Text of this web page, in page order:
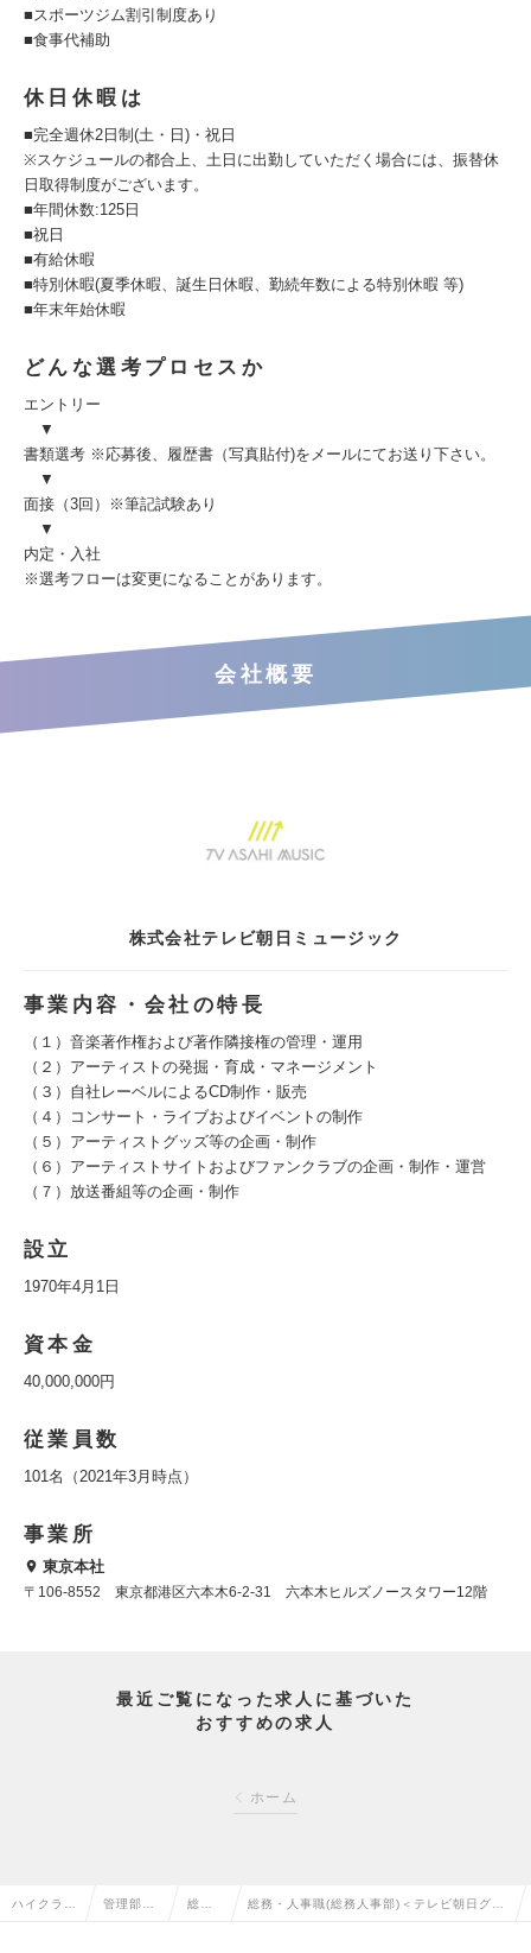
■スポーツジム割引制度あり
■食事代補助
休日休暇は
■完全週休2日制(土・日)・祝日
※スケジュールの都合上、土日に出勤していただく場合には、振替休
日取得制度がございます。
■年間休数:125日
■祝日
■有給休暇
■特別休暇(夏季休暇、誕生日休暇、勤続年数による特別休暇 等)
■年末年始休暇
どんな選考プロセスか
エントリー
▼
書類選考 ※応募後、履歴書（写真貼付)をメールにてお送り下さい。
▼
面接（3回）※筆記試験あり
▼
内定・入社
※選考フローは変更になることがあります。
会社概要
株式会社テレビ朝日ミュージック
事業内容・会社の特長
（１）音楽著作権および著作隣接権の管理・運用
（２）アーティストの発掘・育成・マネージメント
（３）自社レーベルによるCD制作・販売
（４）コンサート・ライブおよびイベントの制作
（５）アーティストグッズ等の企画・制作
（６）アーティストサイトおよびファンクラブの企画・制作・運営
（７）放送番組等の企画・制作
設立
1970年4月1日
資本金
40,000,000円
従業員数
101名（2021年3月時点）
事業所
東京本社
〒106-8552 東京都港区六本木6-2-31 六本木ヒルズノースタワー12階
最近ご覧になった求人に基づいた
おすすめの求人
ホーム
ハイクラス 管理部門 総務 総務・人事職(総務人事部)＜テレビ朝日グル